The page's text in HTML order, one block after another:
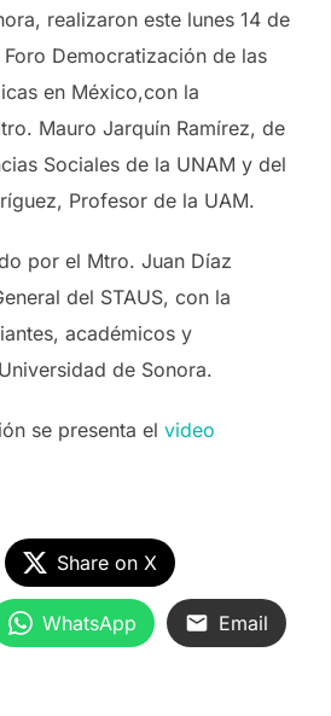
realizaron este lunes 14 de
Democratización de las
en México,con la
Mauro Jarquín Ramírez, de
Sociales de la UNAM y del
Profesor de la UAM.
por el Mtro. Juan Díaz
del STAUS, con la
académicos y
de Sonora.
se presenta el video
Share on X
WhatsApp Email